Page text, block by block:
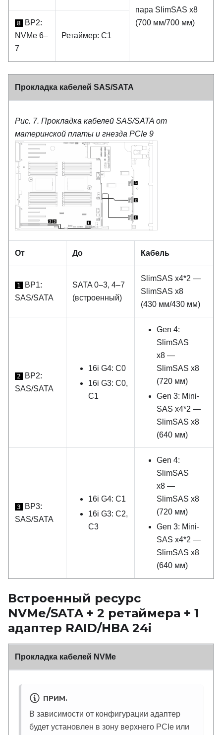
пара SlimSAS x8
(700 мм/700 мм)
8
BP2:
NVMe 6–
7
Ретаймер: C1
Прокладка кабелей SAS/SATA
Рис. 7. Прокладка кабелей SAS/SATA от
материнской платы и гнезда PCIe 9
От До Кабель
1
BP1:
SAS/SATA
SATA 0–3, 4–7
(встроенный)
SlimSAS x4*2 —
SlimSAS x8
(430 мм/430 мм)
2
BP2:
SAS/SATA
16i G4: C0
16i G3: C0,
C1
Gen 4:
SlimSAS
x8 —
SlimSAS x8
(720 мм)
Gen 3: Mini-
SAS x4*2 —
SlimSAS x8
(640 мм)
3
BP3:
SAS/SATA
16i G4: C1
16i G3: C2,
C3
Gen 4:
SlimSAS
x8 —
SlimSAS x8
(720 мм)
Gen 3: Mini-
SAS x4*2 —
SlimSAS x8
(640 мм)
Встроенный ресурс
NVMe/SATA + 2 ретаймера + 1
адаптер RAID/HBA 24i
Прокладка кабелей NVMe
ПРИМ.
В зависимости от конфигурации адаптер
будет установлен в зону верхнего PCIe или